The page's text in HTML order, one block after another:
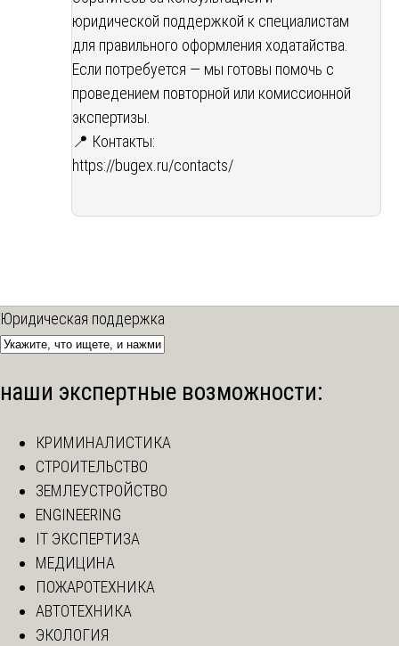
юридической поддержкой к специалистам
для правильного оформления ходатайства.
Если потребуется — мы готовы помочь с
проведением повторной или комиссионной
экспертизы.
📍 Контакты:
https://bugex.ru/contacts/
Юридическая поддержка
наши экспертные возможности:
КРИМИНАЛИСТИКА
СТРОИТЕЛЬСТВО
ЗЕМЛЕУСТРОЙСТВО
ENGINEERING
IT ЭКСПЕРТИЗА
МЕДИЦИНА
ПОЖАРОТЕХНИКА
АВТОТЕХНИКА
ЭКОЛОГИЯ